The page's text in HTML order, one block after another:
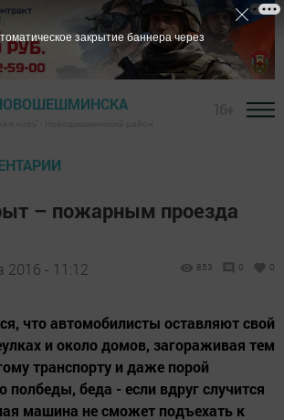
– пожарным проезда
2016 - 11:12 853 0 0
что автомобилисты оставляют свой
и около домов, загораживая тем
транспорту и даже порой
полбеды, беда - если вдруг случится
машина не сможет подъехать к
закрытие баннера через